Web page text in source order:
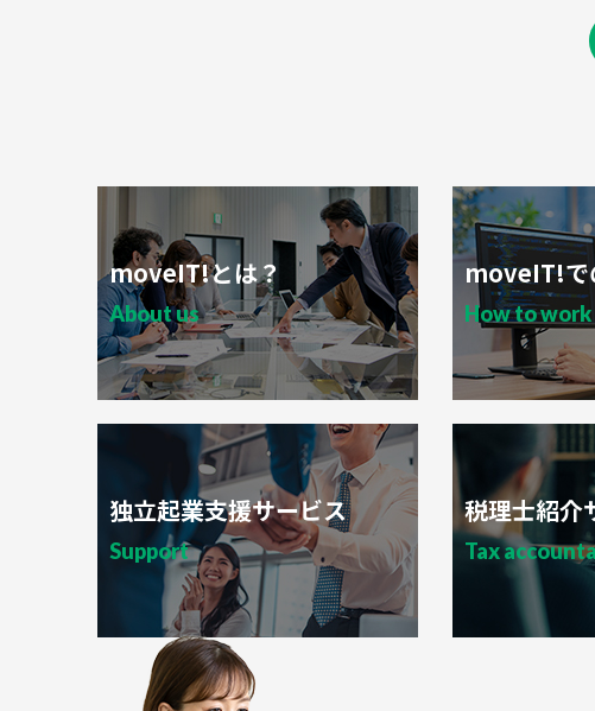
moveIT!とは？
About us
moveIT!で
How to work
独立起業支援サービス
Support
税理士紹介
Tax